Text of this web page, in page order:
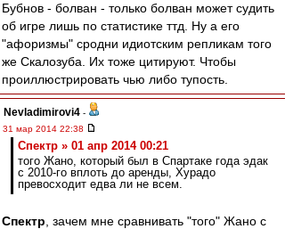
Бубнов - болван - только болван может судить
об игре лишь по статистике ттд. Ну а его
"афоризмы" сродни идиотским репликам того
же Скалозуба. Их тоже цитируют. Чтобы
проиллюстрировать чью либо тупость.
Nevladimirovi4 -
31 мар 2014 22:38
Спектр » 01 апр 2014 00:21
того Жано, который был в Спартаке года эдак
с 2010-го вплоть до аренды, Хурадо
превосходит едва ли не всем.
Спектр , зачем мне сравнивать "того" Жано с